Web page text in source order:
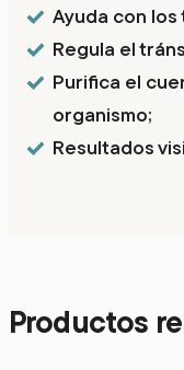
Ayuda con
Regula el
Purifica el
organismo;
Resultados
Productos